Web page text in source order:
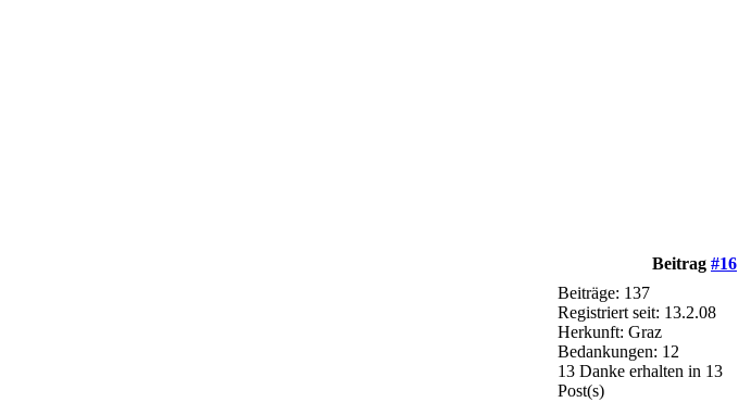
Beitrag #16
Beiträge: 137
Registriert seit: 13.2.08
Herkunft: Graz
Bedankungen: 12
13 Danke erhalten in 13
Post(s)